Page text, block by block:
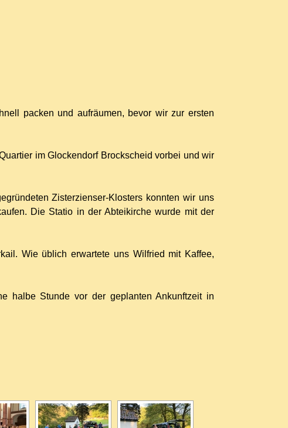
packen und aufräumen, bevor wir zur ersten
im Glockendorf Brockscheid vorbei und wir
Zisterzienser-Klosters konnten wir uns
Die Statio in der Abteikirche wurde mit der
Wie üblich erwartete uns Wilfried mit Kaffee,
halbe Stunde vor der geplanten Ankunftzeit in